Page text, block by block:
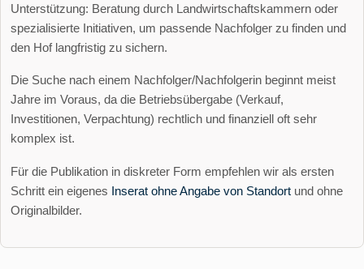
Unterstützung: Beratung durch Landwirtschaftskammern oder
spezialisierte Initiativen, um passende Nachfolger zu finden und
den Hof langfristig zu sichern.
Die Suche nach einem Nachfolger/Nachfolgerin beginnt meist
Jahre im Voraus, da die Betriebsübergabe (Verkauf,
Investitionen, Verpachtung) rechtlich und finanziell oft sehr
komplex ist.
Für die Publikation in diskreter Form empfehlen wir als ersten
Schritt ein eigenes Inserat ohne Angabe von Standort und ohne
Originalbilder.